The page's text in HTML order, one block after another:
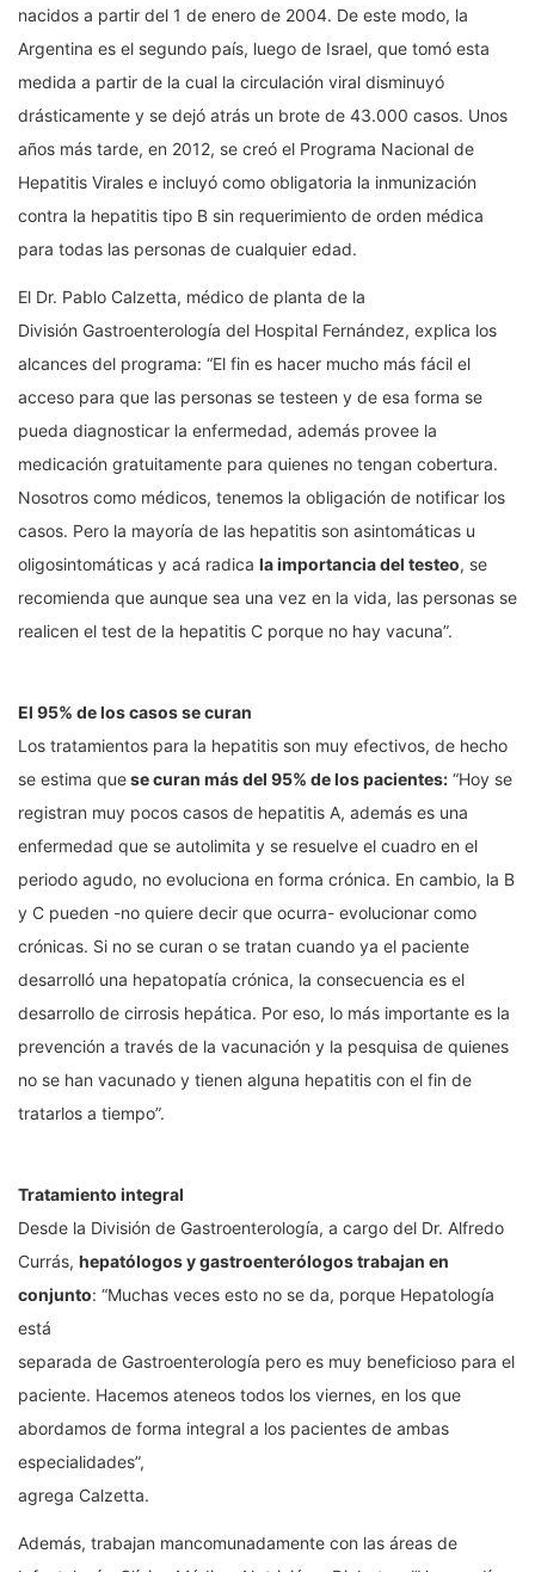
nacidos a partir del 1 de enero de 2004. De este modo, la
Argentina es el segundo país, luego de Israel, que tomó esta
medida a partir de la cual la circulación viral disminuyó
drásticamente y se dejó atrás un brote de 43.000 casos. Unos
años más tarde, en 2012, se creó el Programa Nacional de
Hepatitis Virales e incluyó como obligatoria la inmunización
contra la hepatitis tipo B sin requerimiento de orden médica
para todas las personas de cualquier edad.
El Dr. Pablo Calzetta, médico de planta de la
División Gastroenterología del Hospital Fernández, explica los
alcances del programa: “El fin es hacer mucho más fácil el
acceso para que las personas se testeen y de esa forma se
pueda diagnosticar la enfermedad, además provee la
medicación gratuitamente para quienes no tengan cobertura.
Nosotros como médicos, tenemos la obligación de notificar los
casos. Pero la mayoría de las hepatitis son asintomáticas u
oligosintomáticas y acá radica la importancia del testeo, se
recomienda que aunque sea una vez en la vida, las personas se
realicen el test de la hepatitis C porque no hay vacuna”.
El 95% de los casos se curan
Los tratamientos para la hepatitis son muy efectivos, de hecho
se estima quese curan más del 95% de los pacientes: “Hoy se
registran muy pocos casos de hepatitis A, además es una
enfermedad que se autolimita y se resuelve el cuadro en el
periodo agudo, no evoluciona en forma crónica. En cambio, la B
y C pueden -no quiere decir que ocurra- evolucionar como
crónicas. Si no se curan o se tratan cuando ya el paciente
desarrolló una hepatopatía crónica, la consecuencia es el
desarrollo de cirrosis hepática. Por eso, lo más importante es la
prevención a través de la vacunación y la pesquisa de quienes
no se han vacunado y tienen alguna hepatitis con el fin de
tratarlos a tiempo”.
Tratamiento integral
Desde la División de Gastroenterología, a cargo del Dr. Alfredo
Currás, hepatólogos y gastroenterólogos trabajan en
conjunto: “Muchas veces esto no se da, porque Hepatología
está
separada de Gastroenterología pero es muy beneficioso para el
paciente. Hacemos ateneos todos los viernes, en los que
abordamos de forma integral a los pacientes de ambas
especialidades”,
agrega Calzetta.
Además, trabajan mancomunadamente con las áreas de